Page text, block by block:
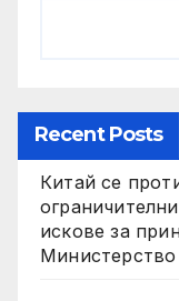
Recent Posts
Китай се
искове за
Министерство